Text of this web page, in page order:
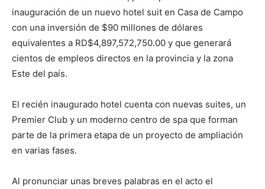
inauguración de un nuevo hotel suit en Casa de Campo
con una inversión de $90 millones de dólares
equivalentes a RD$4,897,572,750.00 y que generará
cientos de empleos directos en la provincia y la zona
Este del país.
El recién inaugurado hotel cuenta con nuevas suites, un
Premier Club y un moderno centro de spa que forman
parte de la primera etapa de un proyecto de ampliación
en varias fases.
Al pronunciar unas breves palabras en el acto el